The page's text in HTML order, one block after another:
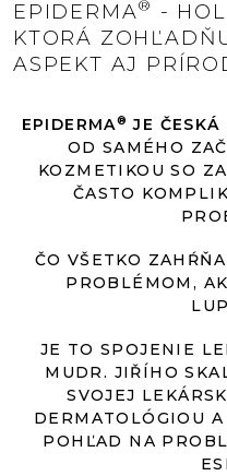
EPIDERMA®
-
KTORÁ
ASPEKT AJ
EPIDERMA® JE ČESKÁ
OD SAMÉHO
KOZMETIKOU SO
ČASTO
ČO VŠETKO
PROBLÉMOM,
JE TO SPOJENIE
MUDR. JIŘÍHO
SVOJEJ
DERMATOLÓGIOU
POHĽAD NA